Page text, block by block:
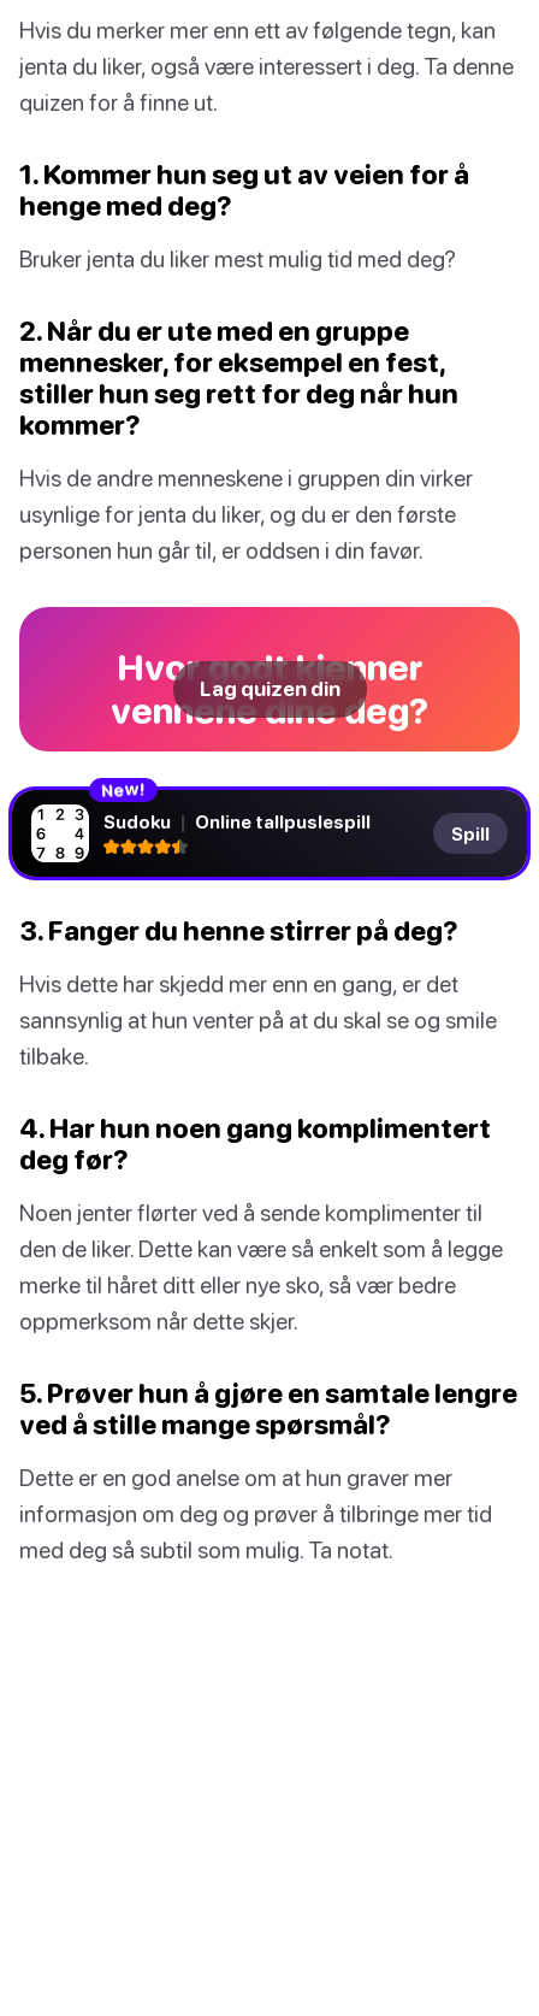
Hvis du merker mer enn ett av følgende tegn, kan
jenta du liker, også være interessert i deg. Ta denne
quizen for å finne ut.
1. Kommer hun seg ut av veien for å
henge med deg?
Bruker jenta du liker mest mulig tid med deg?
2. Når du er ute med en gruppe
mennesker, for eksempel en fest,
stiller hun seg rett for deg når hun
kommer?
Hvis de andre menneskene i gruppen din virker
usynlige for jenta du liker, og du er den første
personen hun går til, er oddsen i din favør.
Hvor godt kjenner
vennene dine deg?
Lag quizen din
New!
Sudoku | Online tallpuslespill
Spill
3. Fanger du henne stirrer på deg?
Hvis dette har skjedd mer enn en gang, er det
sannsynlig at hun venter på at du skal se og smile
tilbake.
4. Har hun noen gang komplimentert
deg før?
Noen jenter flørter ved å sende komplimenter til
den de liker. Dette kan være så enkelt som å legge
merke til håret ditt eller nye sko, så vær bedre
oppmerksom når dette skjer.
5. Prøver hun å gjøre en samtale lengre
ved å stille mange spørsmål?
Dette er en god anelse om at hun graver mer
informasjon om deg og prøver å tilbringe mer tid
med deg så subtil som mulig. Ta notat.